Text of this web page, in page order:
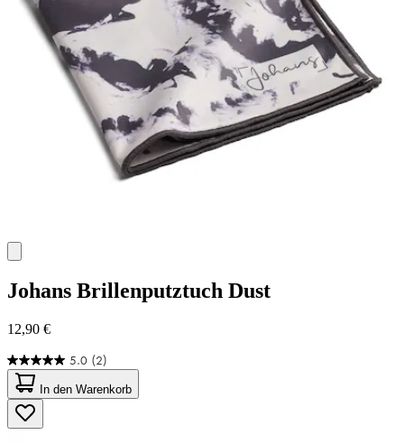
Johans Brillenputztuch Dust
12,90 €
5.0 (2)
5.0
von
5
Sternen.
2
In den Warenkorb